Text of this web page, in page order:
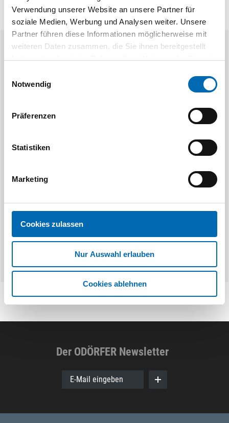
Verwendung unserer Website an unsere Partner für
soziale Medien, Werbung und Analysen weiter. Unsere
Partner führen diese Informationen möglicherweise mit
weiteren Daten zusammen, die Sie ihnen bereitgestellt
haben oder die sie im Rahmen Ihrer Nutzung der Dienste
Notwendig
Präferenzen
Statistiken
Marketing
Cookies zulassen
Nur Auswahl erlauben
Cookies ablehnen
6 Ausführungen 4
Der ODÖRFER Newsletter
E-Mail eingeben